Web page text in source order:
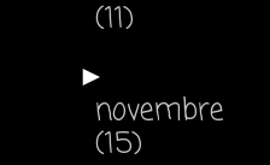
(11)
►
novembre
(15)